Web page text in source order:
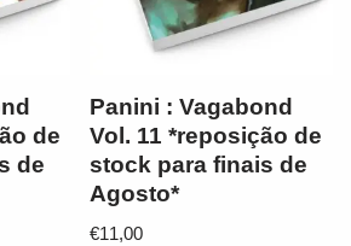
de
de
Panini : Vagabond
Vol. 11 *reposição de
stock para finais de
Agosto*
€11,00